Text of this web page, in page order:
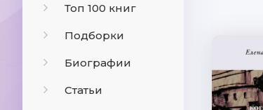
Топ 100 книг
Подборки
Биографии
Статьи